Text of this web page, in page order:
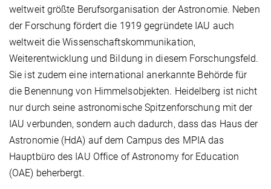
weltweit größte Berufsorganisation der Astronomie. Neben
der Forschung fördert die 1919 gegründete IAU auch
weltweit die Wissenschaftskommunikation,
Weiterentwicklung und Bildung in diesem Forschungsfeld.
Sie ist zudem eine international anerkannte Behörde für
die Benennung von Himmelsobjekten. Heidelberg ist nicht
nur durch seine astronomische Spitzenforschung mit der
IAU verbunden, sondern auch dadurch, dass das Haus der
Astronomie (HdA) auf dem Campus des MPIA das
Hauptbüro des IAU Office of Astronomy for Education
(OAE) beherbergt.